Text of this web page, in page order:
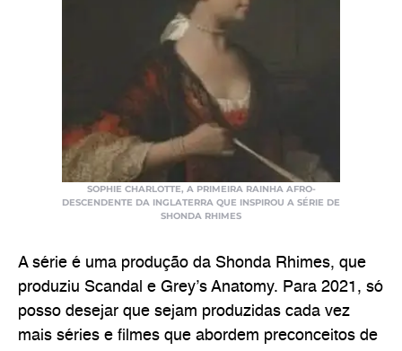
SOPHIE CHARLOTTE, A PRIMEIRA RAINHA AFRO-
DESCENDENTE DA INGLATERRA QUE INSPIROU A SÉRIE DE
SHONDA RHIMES
A série é uma produção da Shonda Rhimes, que
produziu Scandal e Grey’s Anatomy. Para 2021, só
posso desejar que sejam produzidas cada vez
mais séries e filmes que abordem preconceitos de